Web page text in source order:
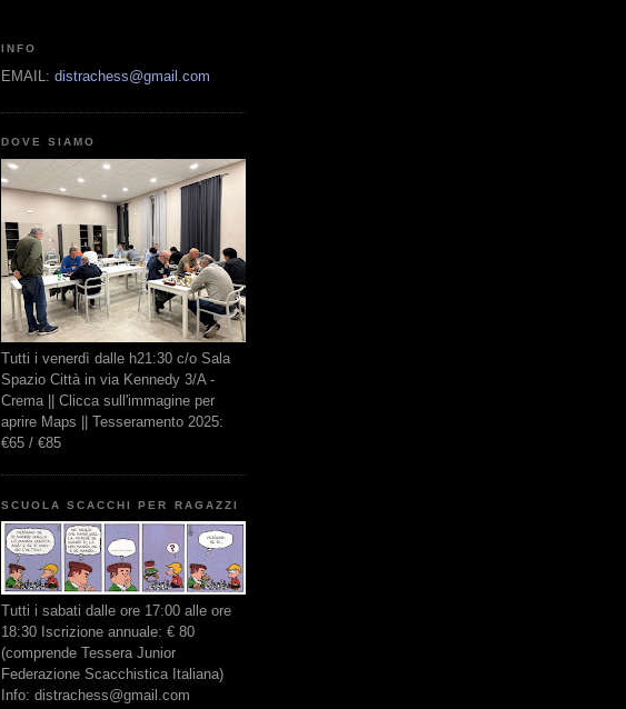
INFO
EMAIL: distrachess@gmail.com
DOVE SIAMO
Tutti i venerdì dalle h21:30 c/o Sala
Spazio Città in via Kennedy 3/A -
Crema || Clicca sull'immagine per
aprire Maps || Tesseramento 2025:
€65 / €85
SCUOLA SCACCHI PER RAGAZZI
Tutti i sabati dalle ore 17:00 alle ore
18:30 Iscrizione annuale: € 80
(comprende Tessera Junior
Federazione Scacchistica Italiana)
Info: distrachess@gmail.com